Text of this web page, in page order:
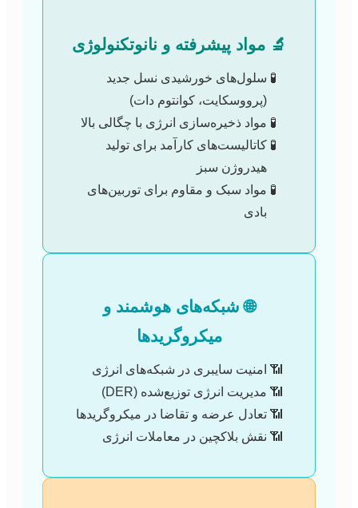
🔬 مواد پیشرفته و نانوتکنولوژی
سلول‌های خورشیدی نسل جدید
(پرووسکایت، کوانتوم دات)
مواد ذخیره‌سازی انرژی با چگالی بالا
کاتالیست‌های کارآمد برای تولید
هیدروژن سبز
مواد سبک و مقاوم برای توربین‌های
بادی
🌐 شبکه‌های هوشمند و
میکروگریدها
امنیت سایبری در شبکه‌های انرژی
مدیریت انرژی توزیع‌شده (DER)
تعادل عرضه و تقاضا در میکروگریدها
نقش بلاکچین در معاملات انرژی